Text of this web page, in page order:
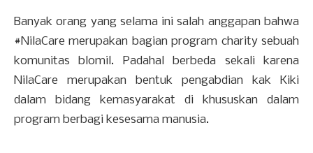
Banyak orang yang selama ini salah anggapan bahwa
#NilaCare merupakan bagian program charity sebuah
komunitas blomil. Padahal berbeda sekali karena
NilaCare merupakan bentuk pengabdian kak Kiki
dalam bidang kemasyarakat di khususkan dalam
program berbagi kesesama manusia.